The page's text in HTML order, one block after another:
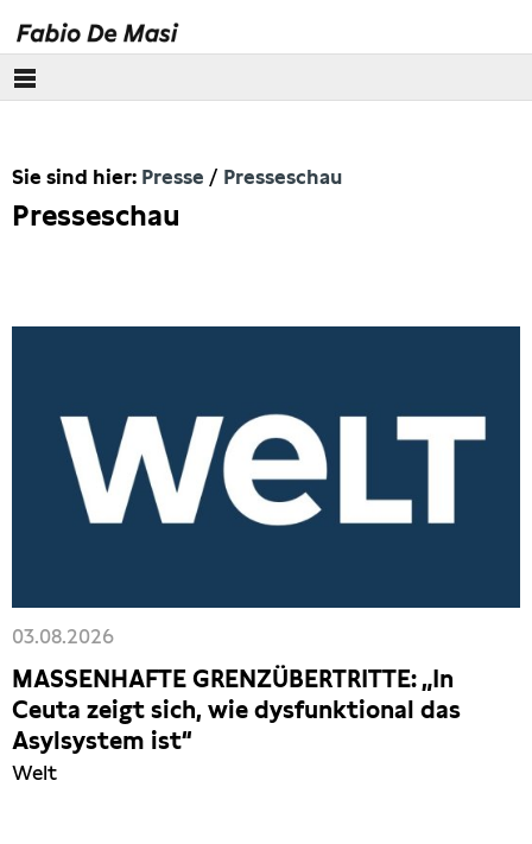
Europäisches Parlament
Interviews
Artikel
Publikationen
Anfragen (Archivseite)
Sie sind hier: Presse Presseschau
Presseschau
03.08.2026
MASSENHAFTE GRENZÜBERTRITTE: „In
Ceuta zeigt sich, wie dysfunktional das
Asylsystem ist“
Welt